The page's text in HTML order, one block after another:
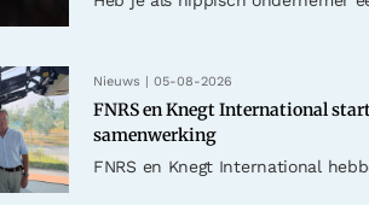
Nieuws | 05-08-2026
FNRS en Knegt International
samenwerking